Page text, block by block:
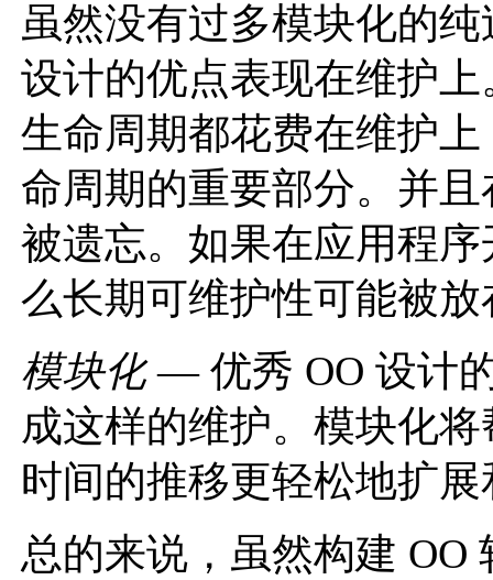
虽然没有过多模块化的
设计的优点表现在维护
生命周期都花费在维护
命周期的重要部分。并
被遗忘。如果在应用程
么长期可维护性可能被
模块化— 优秀 OO 设计
成这样的维护。模块化
时间的推移更轻松地扩
总的来说，虽然构建 OO